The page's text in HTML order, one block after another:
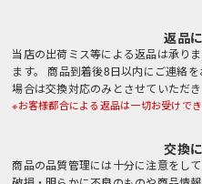
返品
当店の出荷ミス等による返品は承り
ます。 商品到着後8日以内にご連絡
場合は交換対応のみとさせていただき
※お客様都合による返品は一切お受けでき
交換
商品の品質管理には十分に注意をし